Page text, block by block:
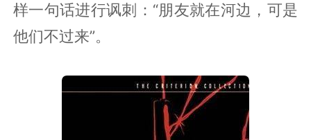
样一句话进行讽刺：“朋友就在河边，可是
他们不过来”。